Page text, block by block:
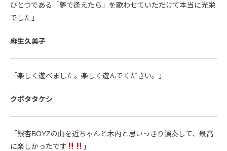
ひとつである「夢で逢えたら」を歌わせていただけて本当に光栄
でした」
麻生久美子
「楽しく遊べました。楽しく遊んでください。」
クボタタケシ
「銀杏BOYZの曲を近ちゃんと木内と思いっきり演奏して、最高
に楽しかったです
」